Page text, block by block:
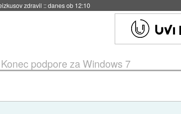
naslednji dve leti::danes ob 11:37
Konec podpore za Windows 7